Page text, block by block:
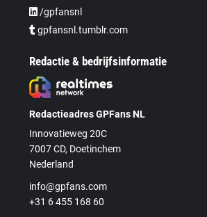
/gpfansnl
gpfansnl.tumblr.com
Redactie & bedrijfsinformatie
Redactieadres GPFans NL
Innovatieweg 20C
7007 CD, Doetinchem
Nederland
info@gpfans.com
+31 6 455 168 60